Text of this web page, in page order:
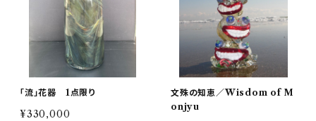
「流」花器 1点限り
¥330,000
文殊の知恵／Wisdom of M
onjyu